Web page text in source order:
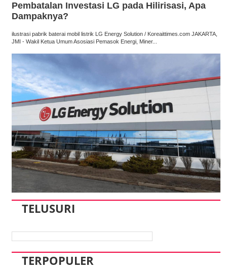
Pembatalan Investasi LG pada Hilirisasi, Apa
Dampaknya?
ilustrasi pabrik baterai mobil listrik LG Energy Solution / Koreaittimes.com JAKARTA,
JMI - Wakil Ketua Umum Asosiasi Pemasok Energi, Miner...
TELUSURI
TERPOPULER